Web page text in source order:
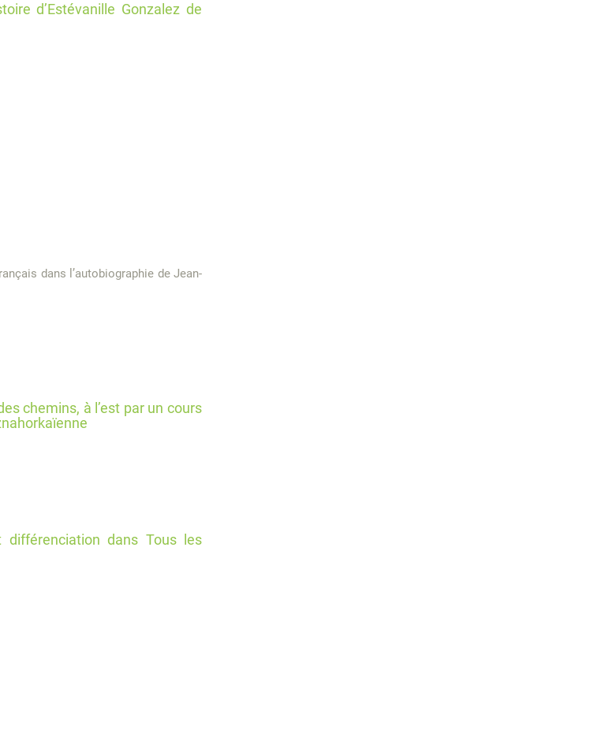
d’Estévanille Gonzalez de
dans l’autobiographie de Jean-
chemins, à l’est par un cours
dans Tous les